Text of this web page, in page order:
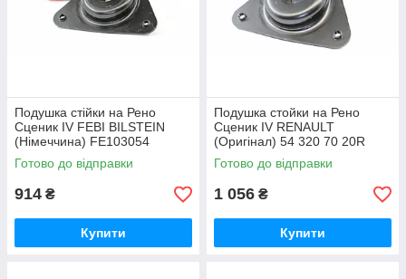
Подушка стійки на Рено
Сценик IV FEBI BILSTEIN
(Німеччина) FE103054
Готово до відправки
914 ₴
Купити
Подушка стойки на Рено
Сценик IV RENAULT
(Оригінал) 54 320 70 20R
Готово до відправки
1 056 ₴
Купити